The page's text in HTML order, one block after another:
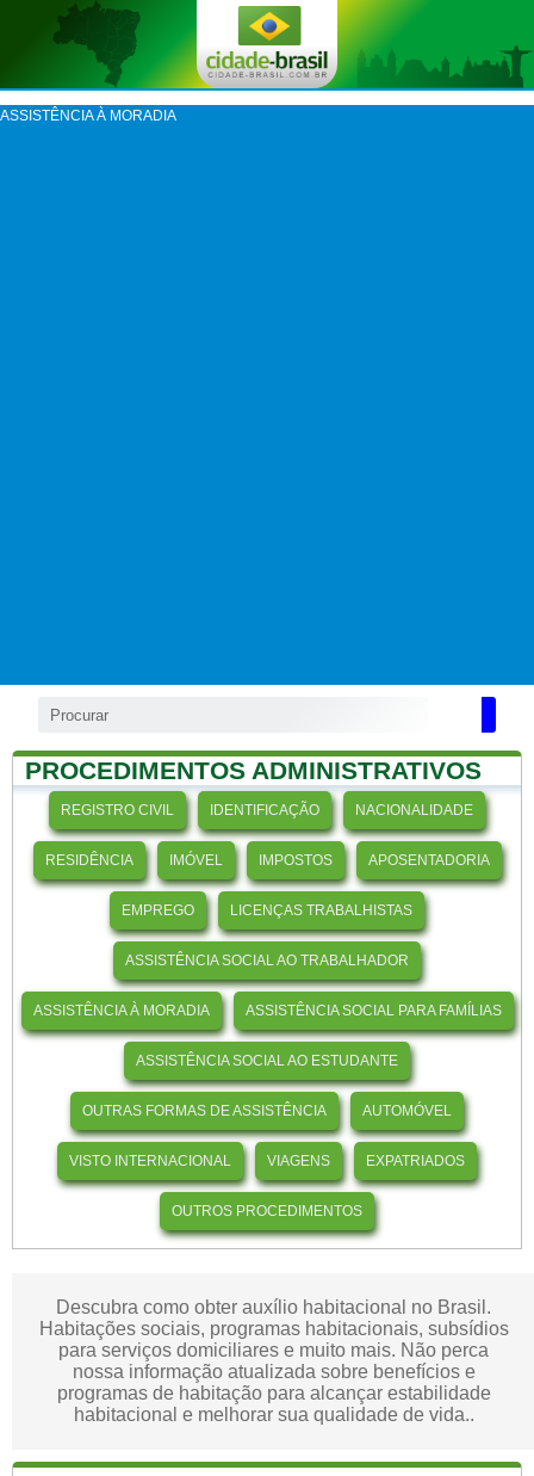
ASSISTÊNCIA À MORADIA
PROCEDIMENTOS ADMINISTRATIVOS
REGISTRO CIVIL IDENTIFICAÇÃO NACIONALIDADE
RESIDÊNCIA IMÓVEL IMPOSTOS APOSENTADORIA
EMPREGO LICENÇAS TRABALHISTAS
ASSISTÊNCIA SOCIAL AO TRABALHADOR
ASSISTÊNCIA À MORADIA ASSISTÊNCIA SOCIAL PARA FAMÍLIAS
ASSISTÊNCIA SOCIAL AO ESTUDANTE
OUTRAS FORMAS DE ASSISTÊNCIA AUTOMÓVEL
VISTO INTERNACIONAL VIAGENS EXPATRIADOS
OUTROS PROCEDIMENTOS
Descubra como obter auxílio habitacional no Brasil.
Habitações sociais, programas habitacionais, subsídios
para serviços domiciliares e muito mais. Não perca
nossa informação atualizada sobre benefícios e
programas de habitação para alcançar estabilidade
habitacional e melhorar sua qualidade de vida..